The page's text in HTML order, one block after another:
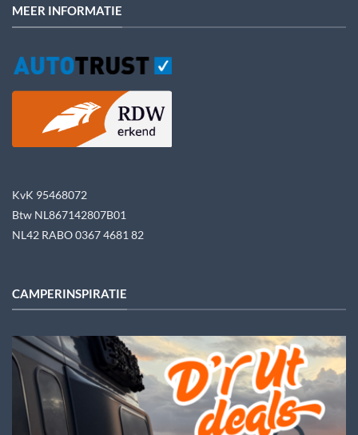
MEER INFORMATIE
KvK 95468072
Btw NL867142807B01
NL42 RABO 0367 4681 82
CAMPERINSPIRATIE